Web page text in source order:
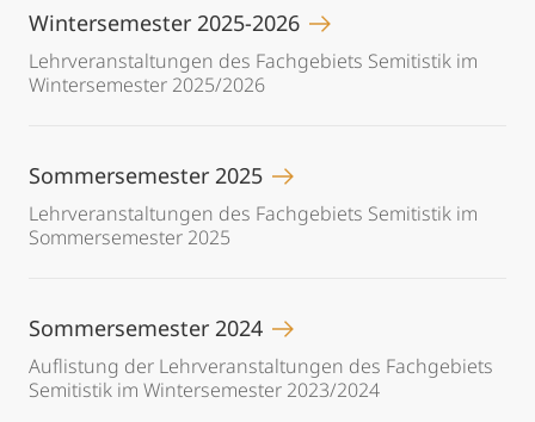
Wintersemester 2025-2026
Lehrveranstaltungen des Fachgebiets Semitistik im
Wintersemester 2025/2026
Sommersemester 2025
Lehrveranstaltungen des Fachgebiets Semitistik im
Sommersemester 2025
Sommersemester 2024
Auflistung der Lehrveranstaltungen des Fachgebiets
Semitistik im Wintersemester 2023/2024